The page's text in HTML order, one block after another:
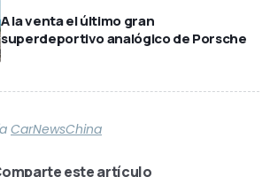
A la venta el último gran
superdeportivo analógico de Porsche
CarNewsChina
este artículo